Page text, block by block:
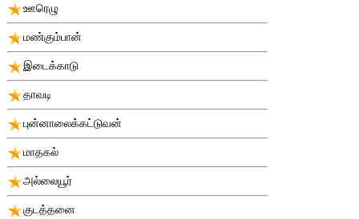
ஊரெழு
மண்கும்பான்
இடைக்காடு
தாவடி
புன்னாலைக்கட்டுவன்
மாதகல்
அல்லையூர்
குடத்தனை